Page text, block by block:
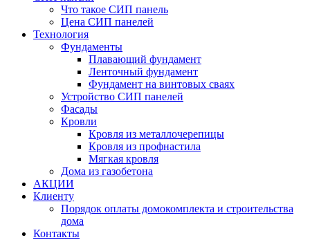
Что такое СИП панель
Цена СИП панелей
Технология
Фундаменты
Плавающий фундамент
Ленточный фундамент
Фундамент на винтовых сваях
Устройство СИП панелей
Фасады
Кровли
Кровля из металлочерепицы
Кровля из профнастила
Мягкая кровля
Дома из газобетона
АКЦИИ
Клиенту
Порядок оплаты домокомплекта и строительства
дома
Контакты